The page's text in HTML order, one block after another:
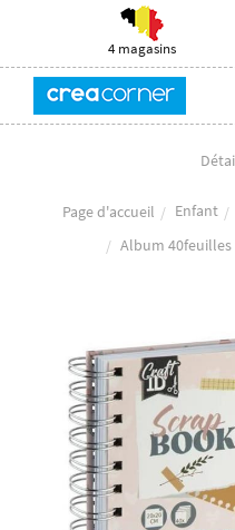
4 magasins
Page d'accueil Enfant
Album 40feuilles